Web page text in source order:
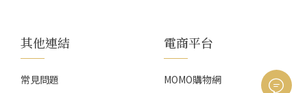
其他連結
常見問題
電商平台
MOMO購物網